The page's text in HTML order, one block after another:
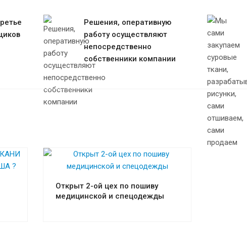
Решения, оперативную
работу осуществляют
непосредственно
собственники компании
Открыт 2-ой цех по пошиву
медицинской и спецодежды